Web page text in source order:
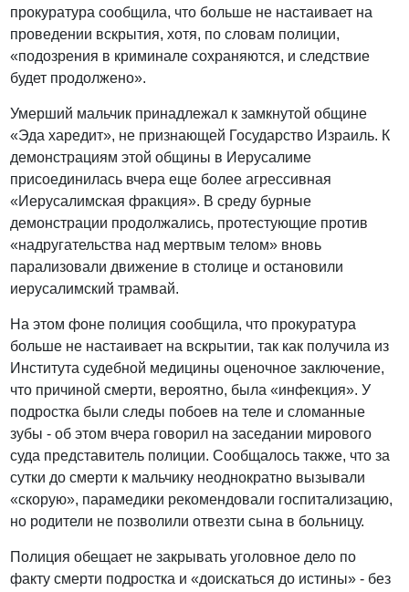
прокуратура сообщила, что больше не настаивает на
проведении вскрытия, хотя, по словам полиции,
«подозрения в криминале сохраняются, и следствие
будет продолжено».
Умерший мальчик принадлежал к замкнутой общине
«Эда харедит», не признающей Государство Израиль. К
демонстрациям этой общины в Иерусалиме
присоединилась вчера еще более агрессивная
«Иерусалимская фракция». В среду бурные
демонстрации продолжались, протестующие против
«надругательства над мертвым телом» вновь
парализовали движение в столице и остановили
иерусалимский трамвай.
На этом фоне полиция сообщила, что прокуратура
больше не настаивает на вскрытии, так как получила из
Института судебной медицины оценочное заключение,
что причиной смерти, вероятно, была «инфекция». У
подростка были следы побоев на теле и сломанные
зубы - об этом вчера говорил на заседании мирового
суда представитель полиции. Сообщалось также, что за
сутки до смерти к мальчику неоднократно вызывали
«скорую», парамедики рекомендовали госпитализацию,
но родители не позволили отвезти сына в больницу.
Полиция обещает не закрывать уголовное дело по
факту смерти подростка и «доискаться до истины» - без